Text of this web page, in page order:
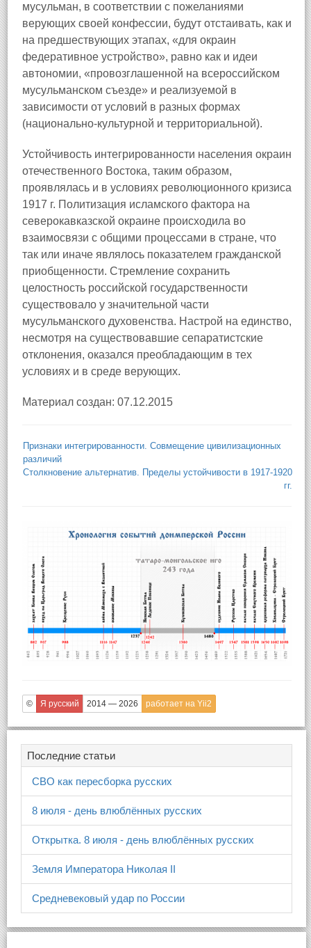
мусульман, в соответствии с пожеланиями
верующих своей конфессии, будут отстаивать, как и
на предшествующих этапах, «для окраин
федеративное устройство», равно как и идеи
автономии, «провозглашенной на всероссийском
мусульманском съезде» и реализуемой в
зависимости от условий в разных формах
(национально-культурной и территориальной).
Устойчивость интегрированности населения окраин
отечественного Востока, таким образом,
проявлялась и в условиях революционного кризиса
1917 г. Политизация исламского фактора на
северокавказской окраине происходила во
взаимосвязи с общими процессами в стране, что
так или иначе являлось показателем гражданской
приобщенности. Стремление сохранить
целостность российской государственности
существовало у значительной части
мусульманского духовенства. Настрой на единство,
несмотря на существовавшие сепаратистские
отклонения, оказался преобладающим в тех
условиях и в среде верующих.
Материал создан: 07.12.2015
Признаки интегрированности. Совмещение цивилизационных
различий
Столкновение альтернатив. Пределы устойчивости в 1917-1920
гг.
© Я русский 2014 — 2026 работает на Yii2
Последние статьи
СВО как пересборка русских
8 июля - день влюблённых русских
Открытка. 8 июля - день влюблённых русских
Земля Императора Николая II
Средневековый удар по России